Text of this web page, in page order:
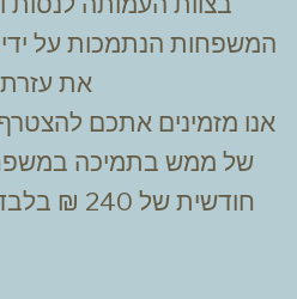
המשפחות הנתמכות על
את
אנו מזמינים אתכם להצטרף
של ממש בתמיכה
חודשית של 240 ₪ בלבד תוכלו לשנות חיים!